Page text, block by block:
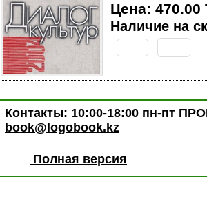
Цена: 470.00
Наличие на
Контакты: 10:00-18:00 пн-пт
book@logobook.kz
Полная версия